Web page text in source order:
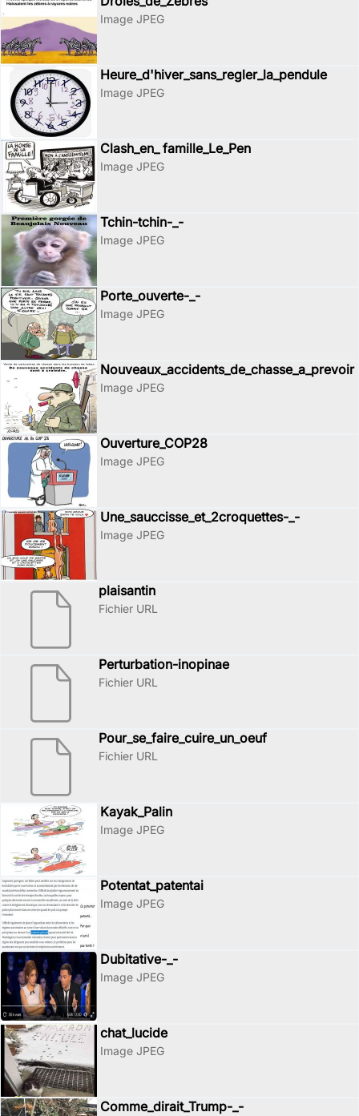
Image JPEG
Heure_d'hiver_sans_regler_la_pendule
Image JPEG
Clash_en_ famille_Le_Pen
Image JPEG
Tchin-tchin-_-
Image JPEG
Porte_ouverte-_-
Image JPEG
Nouveaux_accidents_de_chasse_a_prevoir
Image JPEG
Ouverture_COP28
Image JPEG
Une_sauccisse_et_2croquettes-_-
Image JPEG
plaisantin
Fichier URL
Perturbation-inopinae
Fichier URL
Pour_se_faire_cuire_un_oeuf
Fichier URL
Kayak_Palin
Image JPEG
Potentat_patentai
Image JPEG
Dubitative-_-
Image JPEG
chat_lucide
Image JPEG
Comme_dirait_Trump-_-